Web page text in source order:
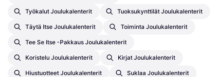
Työkalut Joulukalenterit Tuoksukynttilät Joulukalenterit
Täytä Itse Joulukalenterit Toiminta Joulukalenterit
Tee Se Itse -pakkaus Joulukalenterit
Koristelu Joulukalenterit Kirjat Joulukalenterit
Hiustuotteet Joulukalenterit Suklaa Joulukalenterit